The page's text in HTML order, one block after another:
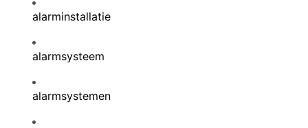
alarminstallatie
alarmsysteem
alarmsystemen